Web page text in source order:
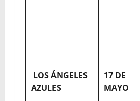
LOS ÁNGELES
AZULES
17 DE
MAYO